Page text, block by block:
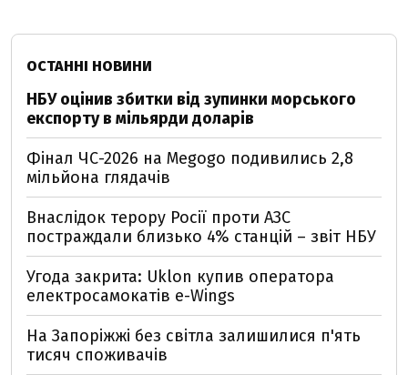
ОСТАННІ НОВИНИ
НБУ оцінив збитки від зупинки морського
експорту в мільярди доларів
Фінал ЧС-2026 на Megogo подивились 2,8
мільйона глядачів
Внаслідок терору Росії проти АЗС
постраждали близько 4% станцій – звіт НБУ
Угода закрита: Uklon купив оператора
електросамокатів e-Wings
На Запоріжжі без світла залишилися п'ять
тисяч споживачів